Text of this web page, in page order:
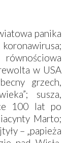
panika
w USA
grzech,
susza,
100 lat po
Marto;
– „papieża